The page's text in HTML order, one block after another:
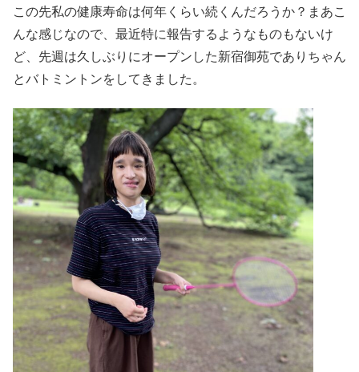
この先私の健康寿命は何年くらい続くんだろうか？まあこ
んな感じなので、最近特に報告するようなものもないけ
ど、先週は久しぶりにオープンした新宿御苑でありちゃん
とバトミントンをしてきました。